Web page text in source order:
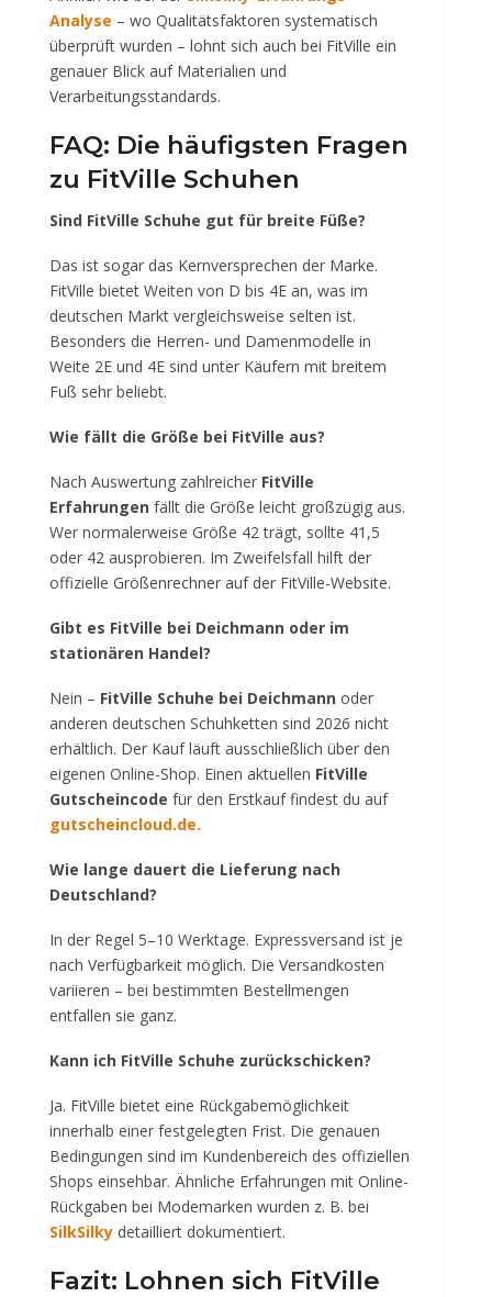
Analyse – wo Qualitätsfaktoren systematisch
überprüft wurden – lohnt sich auch bei FitVille ein
genauer Blick auf Materialien und
Verarbeitungsstandards.
FAQ: Die häufigsten Fragen
zu FitVille Schuhen
Sind FitVille Schuhe gut für breite Füße?
Das ist sogar das Kernversprechen der Marke.
FitVille bietet Weiten von D bis 4E an, was im
deutschen Markt vergleichsweise selten ist.
Besonders die Herren- und Damenmodelle in
Weite 2E und 4E sind unter Käufern mit breitem
Fuß sehr beliebt.
Wie fällt die Größe bei FitVille aus?
Nach Auswertung zahlreicher FitVille
Erfahrungen fällt die Größe leicht großzügig aus.
Wer normalerweise Größe 42 trägt, sollte 41,5
oder 42 ausprobieren. Im Zweifelsfall hilft der
offizielle Größenrechner auf der FitVille-Website.
Gibt es FitVille bei Deichmann oder im
stationären Handel?
Nein – FitVille Schuhe bei Deichmann oder
anderen deutschen Schuhketten sind 2026 nicht
erhältlich. Der Kauf läuft ausschließlich über den
eigenen Online-Shop. Einen aktuellen FitVille
Gutscheincode für den Erstkauf findest du auf
gutscheincloud.de.
Wie lange dauert die Lieferung nach
Deutschland?
In der Regel 5–10 Werktage. Expressversand ist je
nach Verfügbarkeit möglich. Die Versandkosten
variieren – bei bestimmten Bestellmengen
entfallen sie ganz.
Kann ich FitVille Schuhe zurückschicken?
Ja. FitVille bietet eine Rückgabemöglichkeit
innerhalb einer festgelegten Frist. Die genauen
Bedingungen sind im Kundenbereich des offiziellen
Shops einsehbar. Ähnliche Erfahrungen mit Online-
Rückgaben bei Modemarken wurden z. B. bei
SilkSilky detailliert dokumentiert.
Fazit: Lohnen sich FitVille